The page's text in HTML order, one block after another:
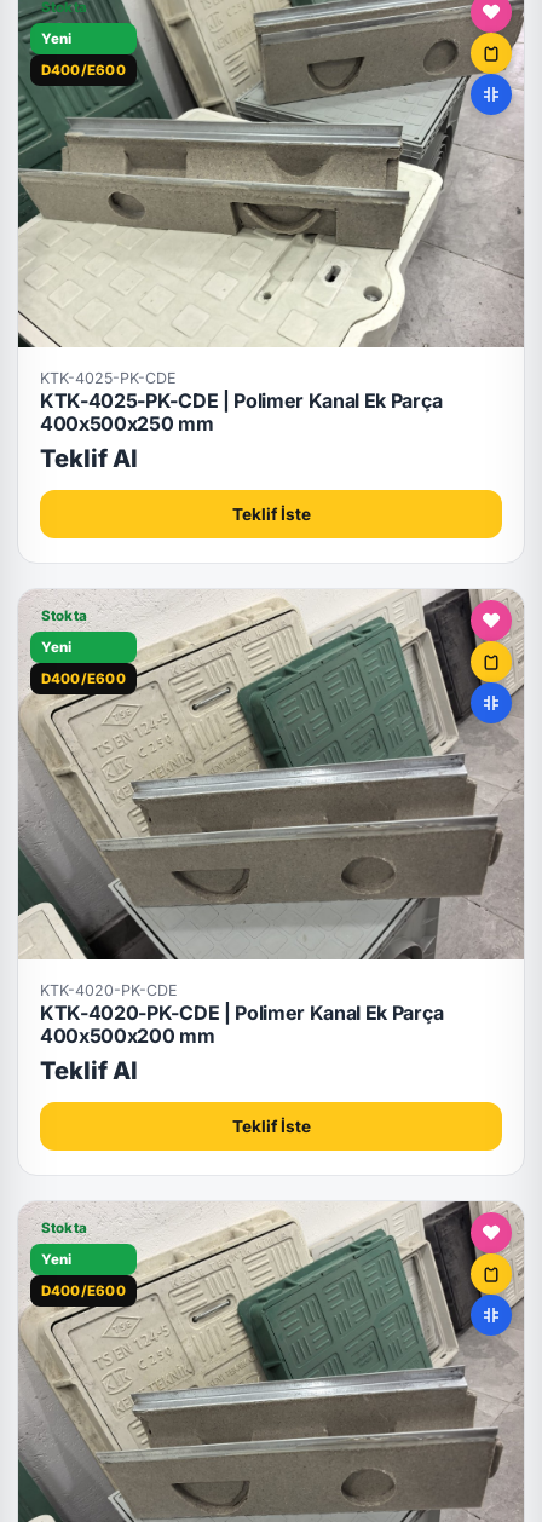
Stokta
Yeni
D400/E600
KTK-4025-PK-CDE
KTK-4025-PK-CDE | Polimer Kanal Ek Parça
400x500x250 mm
Teklif Al
Teklif İste
Stokta
Yeni
D400/E600
KTK-4020-PK-CDE
KTK-4020-PK-CDE | Polimer Kanal Ek Parça
400x500x200 mm
Teklif Al
Teklif İste
Stokta
Yeni
D400/E600